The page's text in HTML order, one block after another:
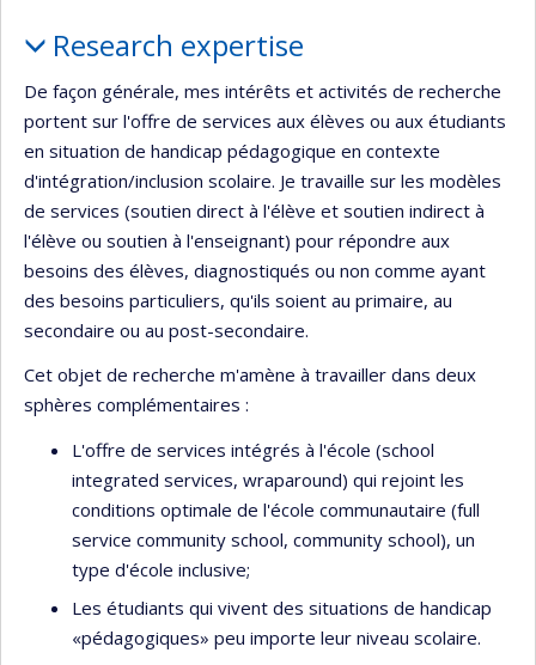
Research expertise
De façon générale, mes intérêts et activités de recherche
portent sur l'offre de services aux élèves ou aux étudiants
en situation de handicap pédagogique en contexte
d'intégration/inclusion scolaire. Je travaille sur les modèles
de services (soutien direct à l'élève et soutien indirect à
l'élève ou soutien à l'enseignant) pour répondre aux
besoins des élèves, diagnostiqués ou non comme ayant
des besoins particuliers, qu'ils soient au primaire, au
secondaire ou au post-secondaire.
Cet objet de recherche m'amène à travailler dans deux
sphères complémentaires :
L'offre de services intégrés à l'école (school
integrated services, wraparound) qui rejoint les
conditions optimale de l'école communautaire (full
service community school, community school), un
type d'école inclusive;
Les étudiants qui vivent des situations de handicap
«pédagogiques» peu importe leur niveau scolaire.